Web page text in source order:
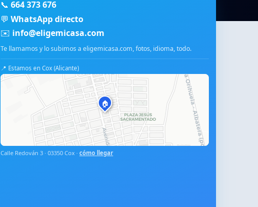
📞664 373 676
💬WhatsApp directo
✉️ info@eligemicasa.com
Te llamamos y lo subimos a eligemicasa.com, fotos, idioma, todo.
📍 Estamos en Cox (Alicante)
🏠
Calle Redován 3 · 03350 Cox ·cómo llegar